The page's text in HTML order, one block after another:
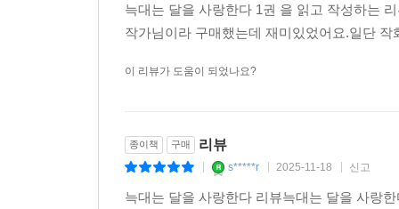
늑대는 달을 사랑한다 1권 을 읽고 작성하는
작가님이라 구매했는데 재미있었어요.일단
이 리뷰가 도움이 되었나요?
종이책 구매 리뷰
s*****r 2025-11-18 신고
늑대는 달을 사랑한다 리뷰늑대는 달을 사랑